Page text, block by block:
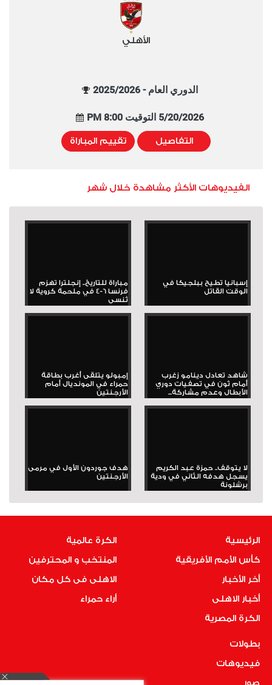
الأهلي
الدوري العام - 2025/2026
5/20/2026 التوقيت 8:00 PM
التفاصيل تقييم المباراة
الفيديوهات الأكثر مشاهدة خلال شهر
إسبانيا تطيح ببلجيكا في
الوقت القاتل
مباراة للتاريخ.. إنجلترا تهزم
فرنسا 6-4 في ملحمة كروية لا
تُنسى
شاهد تعادل دينامو زغرب
أمام ثون في تصفيات دوري
الأبطال وعدم مشاركة...
إمبولو يتلقى أغرب بطاقة
حمراء في المونديال أمام
الأرجنتين
لا يتوقف.. حمزة عبد الكريم
يسجل هدفه الثاني في ودية
برشلونة
هدف جوردون الأول في مرمى
الأرجنتين
الرئيسية
كأس الأمم الأفريقية
أخر الأخبار
أخبار الاهلى
الكرة المصرية
الكرة عالمية
المنتخب و المحترفين
الاهلى فى كل مكان
أراء حمراء
بطولات
فيديوهات
صور